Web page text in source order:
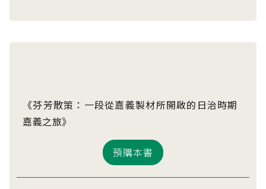
《芬芳散策：一段從嘉義製材所開啟的日治時期
嘉義之旅》
預購本書